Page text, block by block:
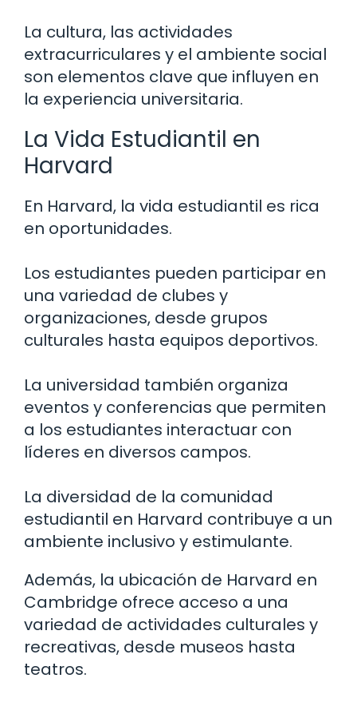
La cultura, las actividades
extracurriculares y el ambiente social
son elementos clave que influyen en
la experiencia universitaria.
La Vida Estudiantil en
Harvard
En Harvard, la vida estudiantil es rica
en oportunidades.
Los estudiantes pueden participar en
una variedad de clubes y
organizaciones, desde grupos
culturales hasta equipos deportivos.
La universidad también organiza
eventos y conferencias que permiten
a los estudiantes interactuar con
líderes en diversos campos.
La diversidad de la comunidad
estudiantil en Harvard contribuye a un
ambiente inclusivo y estimulante.
Además, la ubicación de Harvard en
Cambridge ofrece acceso a una
variedad de actividades culturales y
recreativas, desde museos hasta
teatros.